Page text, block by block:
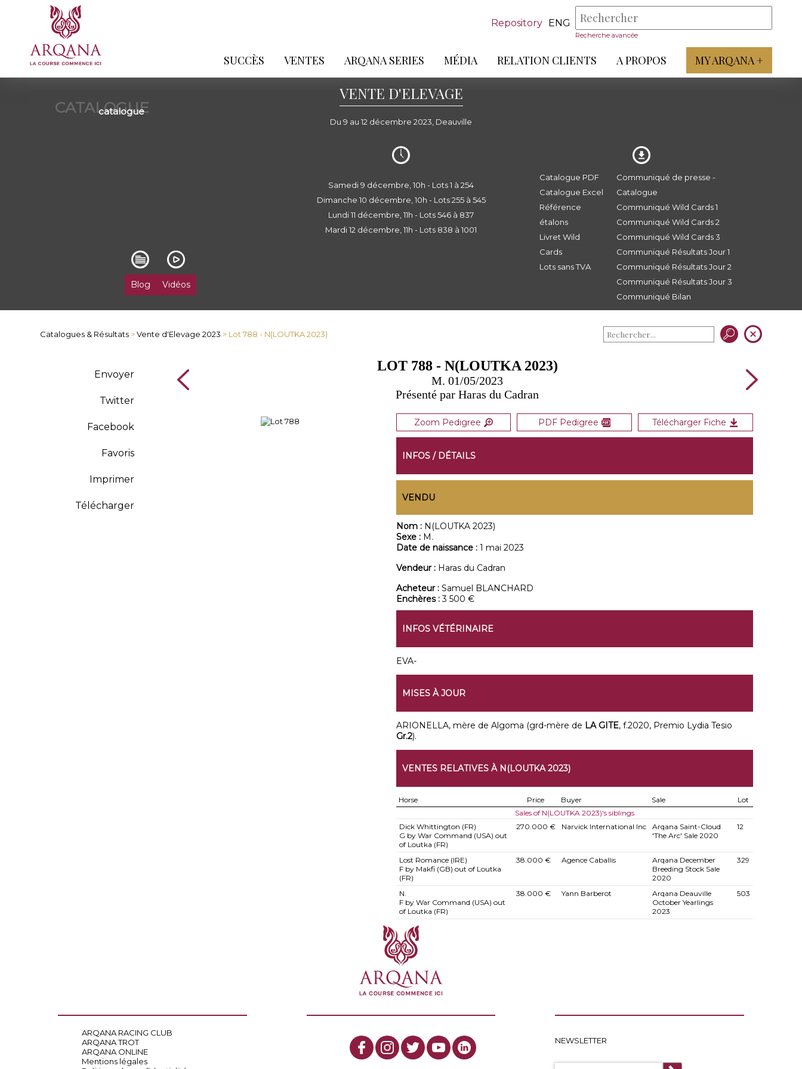
Repository ENG
Recherche avancée
SUCCÈS VENTES ARQANA SERIES MÉDIA RELATION CLIENTS A PROPOS MY ARQANA +
CATALOGUE
catalogue
VENTE D'ELEVAGE
Du 9 au 12 décembre 2023, Deauville
Blog Vidéos
Samedi 9 décembre, 10h - Lots 1 à 254
Dimanche 10 décembre, 10h - Lots 255 à 545
Lundi 11 décembre, 11h - Lots 546 à 837
Mardi 12 décembre, 11h - Lots 838 à 1001
Catalogue PDF
Catalogue Excel
Référence
étalons
Livret Wild
Cards
Lots sans TVA
Communiqué de presse -
Catalogue
Communiqué Wild Cards 1
Communiqué Wild Cards 2
Communiqué Wild Cards 3
Communiqué Résultats Jour 1
Communiqué Résultats Jour 2
Communiqué Résultats Jour 3
Communiqué Bilan
Catalogues & Résultats >Vente d'Elevage 2023 > Lot 788 - N(LOUTKA 2023)
Envoyer
Twitter
Facebook
Favoris
Imprimer
Télécharger
LOT 788 - N(LOUTKA 2023)
M. 01/05/2023
Présenté par Haras du Cadran
Zoom Pedigree PDF Pedigree Télécharger Fiche
INFOS / DÉTAILS
VENDU
Nom : N(LOUTKA 2023)
Sexe : M.
Date de naissance : 1 mai 2023
Vendeur : Haras du Cadran
Acheteur : Samuel BLANCHARD
Enchères :3 500 €
INFOS VÉTÉRINAIRE
EVA-
MISES À JOUR
ARIONELLA, mère de Algoma (grd-mère de LA GITE, f.2020, Premio Lydia Tesio
Gr.2).
VENTES RELATIVES À N(LOUTKA 2023)
Horse Price Buyer Sale
Lot
Sales of N(LOUTKA 2023)'s siblings
Dick Whittington (FR)
G by War Command (USA) out
of Loutka (FR)
270.000 € Narvick International Inc
Arqana Saint-Cloud
'The Arc' Sale 2020
12
Lost Romance (IRE)
F by Makfi (GB) out of Loutka
(FR)
38.000 € Agence Caballis
Arqana December
Breeding Stock Sale
2020
329
N.
F by War Command (USA) out
of Loutka (FR)
38.000 € Yann Barberot
Arqana Deauville
October Yearlings
2023
503
ARQANA RACING CLUB
ARQANA TROT
ARQANA ONLINE
Mentions légales
NEWSLETTER